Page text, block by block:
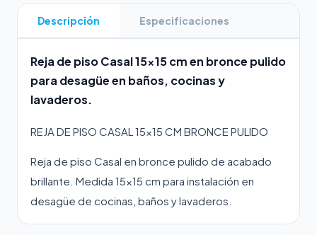
Descripción Especificaciones
Reja de piso Casal 15×15 cm en bronce pulido
para desagüe en baños, cocinas y
lavaderos.
REJA DE PISO CASAL 15×15 CM BRONCE PULIDO
Reja de piso Casal en bronce pulido de acabado
brillante. Medida 15×15 cm para instalación en
desagüe de cocinas, baños y lavaderos.